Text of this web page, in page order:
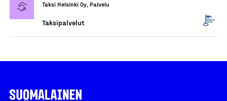
Taksi Helsinki Oy, Palvelu
Taksipalvelut